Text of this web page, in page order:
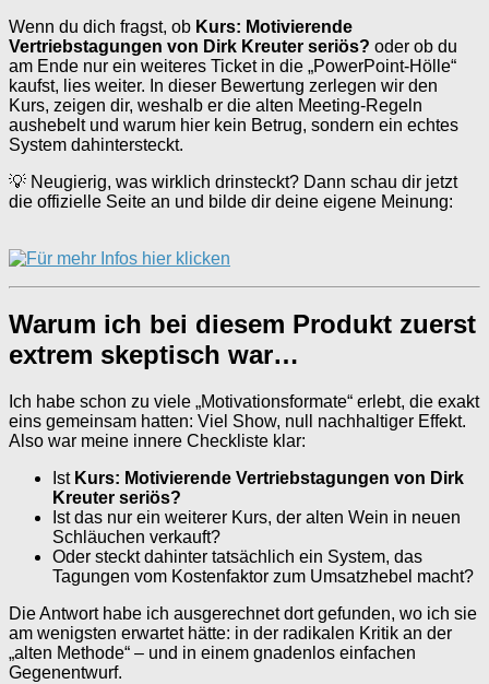
Wenn du dich fragst, ob Kurs: Motivierende
Vertriebstagungen von Dirk Kreuter seriös? oder ob du
am Ende nur ein weiteres Ticket in die „PowerPoint-Hölle“
kaufst, lies weiter. In dieser Bewertung zerlegen wir den
Kurs, zeigen dir, weshalb er die alten Meeting-Regeln
aushebelt und warum hier kein Betrug, sondern ein echtes
System dahintersteckt.
💡 Neugierig, was wirklich drinsteckt? Dann schau dir jetzt
die offizielle Seite an und bilde dir deine eigene Meinung:
Warum ich bei diesem Produkt zuerst
extrem skeptisch war…
Ich habe schon zu viele „Motivationsformate“ erlebt, die exakt
eins gemeinsam hatten: Viel Show, null nachhaltiger Effekt.
Also war meine innere Checkliste klar:
Ist Kurs: Motivierende Vertriebstagungen von Dirk
Kreuter seriös?
Ist das nur ein weiterer Kurs, der alten Wein in neuen
Schläuchen verkauft?
Oder steckt dahinter tatsächlich ein System, das
Tagungen vom Kostenfaktor zum Umsatzhebel macht?
Die Antwort habe ich ausgerechnet dort gefunden, wo ich sie
am wenigsten erwartet hätte: in der radikalen Kritik an der
„alten Methode“ – und in einem gnadenlos einfachen
Gegenentwurf.